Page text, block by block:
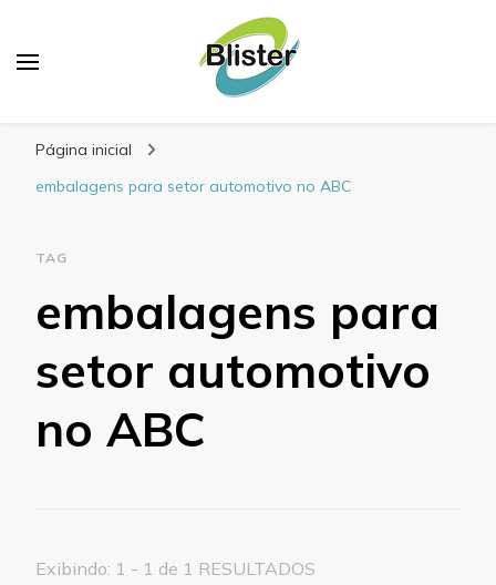
Página inicial
embalagens para setor automotivo no ABC
TAG
embalagens para
setor automotivo
no ABC
Exibindo: 1 - 1 de 1 RESULTADOS